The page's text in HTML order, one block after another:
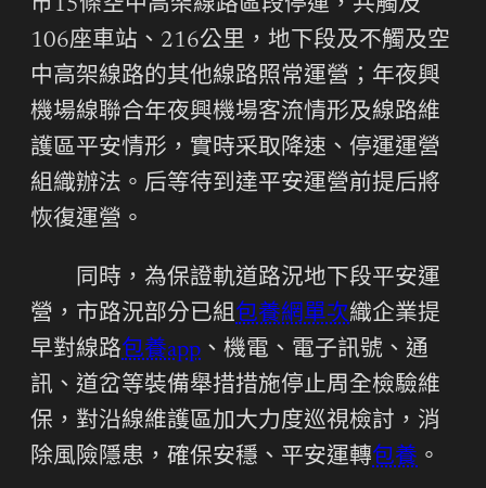
市15條空中高架線路區段停運，共觸及
106座車站、216公里，地下段及不觸及空
中高架線路的其他線路照常運營；年夜興
機場線聯合年夜興機場客流情形及線路維
護區平安情形，實時采取降速、停運運營
組織辦法。后等待到達平安運營前提后將
恢復運營。
同時，為保證軌道路況地下段平安運
營，市路況部分已組包養網單次織企業提
早對線路包養app 、機電、電子訊號、通
訊、道岔等裝備舉措措施停止周全檢驗維
保，對沿線維護區加大力度巡視檢討，消
除風險隱患，確保安穩、平安運轉包養 。